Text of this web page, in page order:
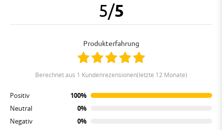
5/5
Produkterfahrung
berechnet aus 1 Kundenrezensionen(letzte 12 Monate)
Positiv
100%
Neutral
0%
Negativ
0%